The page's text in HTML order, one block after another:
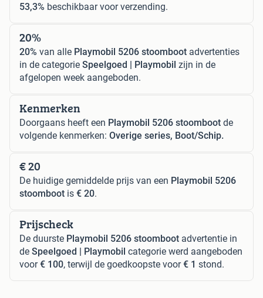
53,3% beschikbaar voor verzending.
20%
20% van alle Playmobil 5206 stoomboot advertenties
in de categorie Speelgoed | Playmobil zijn in de
afgelopen week aangeboden.
Kenmerken
Doorgaans heeft een Playmobil 5206 stoomboot de
volgende kenmerken: Overige series, Boot/Schip.
€ 20
De huidige gemiddelde prijs van een Playmobil 5206
stoomboot is € 20.
Prijscheck
De duurste Playmobil 5206 stoomboot advertentie in
de Speelgoed | Playmobil categorie werd aangeboden
voor€ 100, terwijl de goedkoopste voor€ 1 stond.